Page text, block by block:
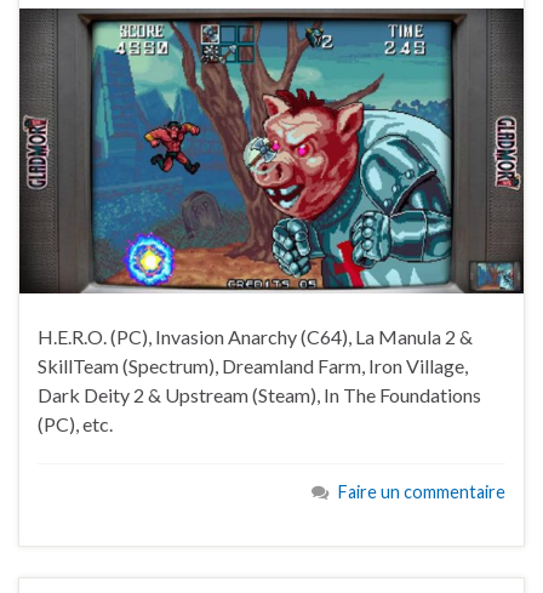
H.E.R.O. (PC), Invasion Anarchy (C64), La Manula 2 &
SkillTeam (Spectrum), Dreamland Farm, Iron Village,
Dark Deity 2 & Upstream (Steam), In The Foundations
(PC), etc.
Faire un commentaire